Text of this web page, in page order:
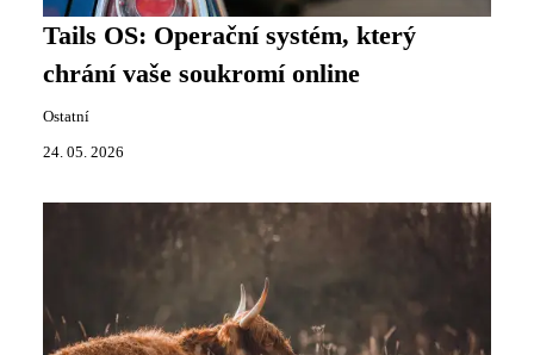
Tails OS: Operační systém, který
chrání vaše soukromí online
Ostatní
24. 05. 2026